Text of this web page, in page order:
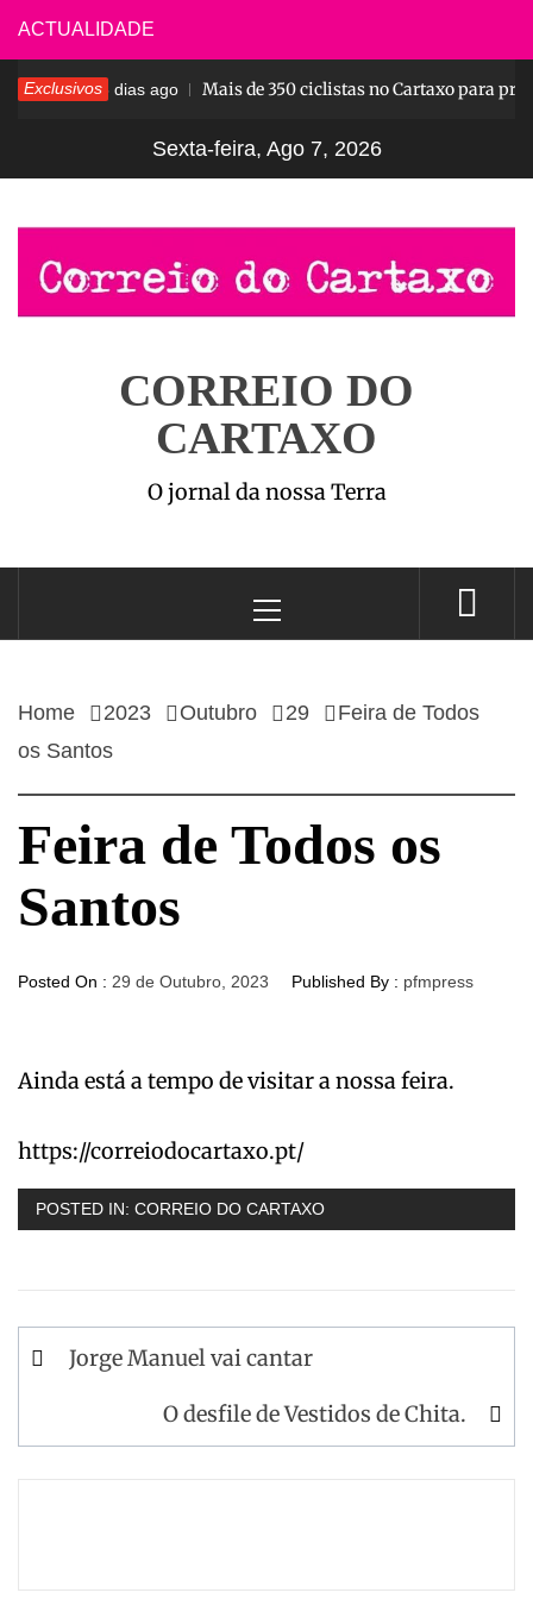
Skip
to
content
ACTUALIDADE
Exclusivos5 dias ago Mais de 350 ciclistas no Cartaxo para
Sexta-feira, Ago 7, 2026
CORREIO DO
CARTAXO
O jornal da nossa Terra
Menu
Home 2023 Outubro 29
Feira de Todos
os Santos
Feira de Todos os
Santos
Posted On : 29 de Outubro, 2023 Published By : pfmpress
Ainda está a tempo de visitar a nossa feira.
https://correiodocartaxo.pt/
POSTED IN: CORREIO DO CARTAXO
Navegação
Jorge Manuel vai cantar
O desfile de Vestidos de Chita.